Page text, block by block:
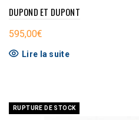
DUPOND ET DUPONT
595,00€
Lire la suite
RUPTURE DE STOCK